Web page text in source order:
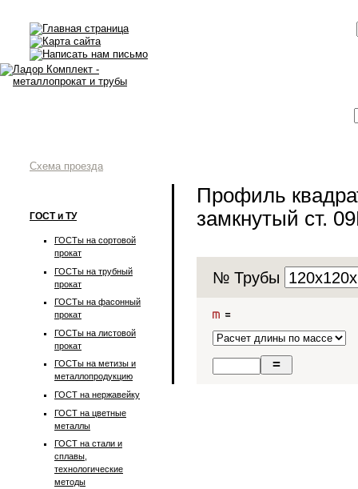
Схема проезда
ГОСТ и ТУ
ГОСТы на сортовой
прокат
ГОСТы на трубный
прокат
ГОСТы на фасонный
прокат
ГОСТы на листовой
прокат
ГОСТы на метизы и
металлопродукцию
ГОСТ на нержавейку
ГОСТ на цветные
металлы
ГОСТ на стали и
сплавы,
технологические
методы
Профиль
замкнутый ст.
№ Трубы